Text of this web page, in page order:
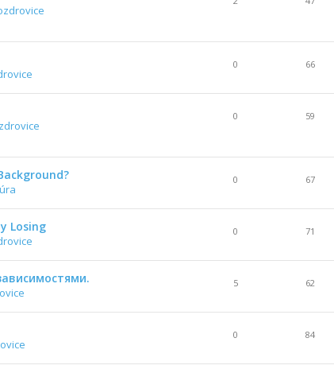
0 66
0 59
0 67
Losing 0 71
5 62
0 84